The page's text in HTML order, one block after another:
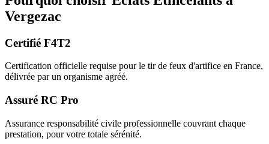
Vergezac
Certifié F4T2
Certification officielle requise pour le tir de feux d'artifice en France,
délivrée par un organisme agréé.
Assuré RC Pro
Assurance responsabilité civile professionnelle couvrant chaque
prestation, pour votre totale sérénité.